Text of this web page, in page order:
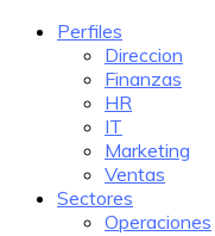
Perfiles
Direccion
Finanzas
HR
IT
Marketing
Ventas
Sectores
Operaciones